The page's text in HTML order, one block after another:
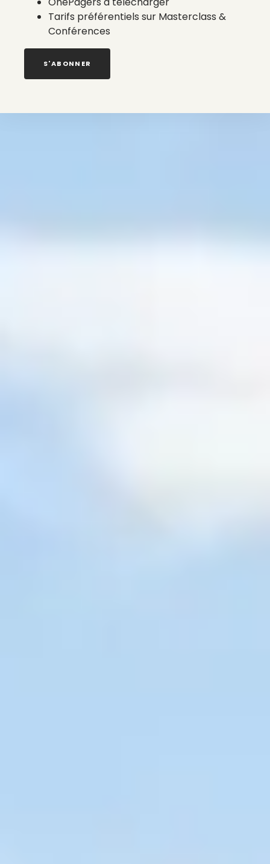
Tarifs préférentiels sur Masterclass &
Conférences
S'ABONNER